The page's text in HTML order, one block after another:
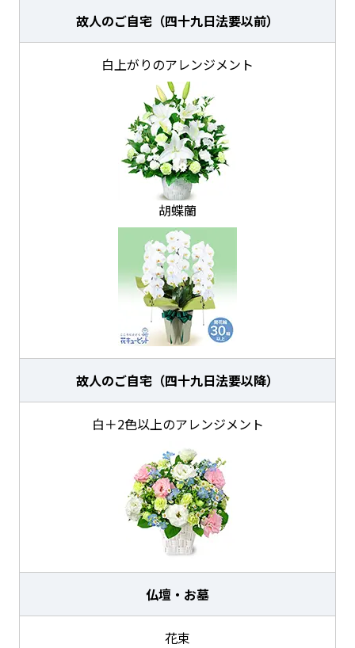
故人のご自宅（四十九日法要以前）
白上がりのアレンジメント
胡蝶蘭
故人のご自宅（四十九日法要以降）
白＋2色以上のアレンジメント
仏壇・お墓
花束